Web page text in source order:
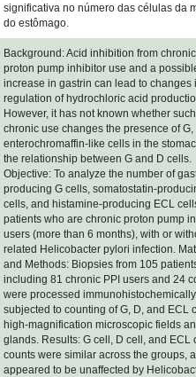
significativa no número das células da
do estômago.
Background: Acid inhibition from chronic
proton pump inhibitor use and a
increase in gastrin can lead to changes
regulation of hydrochloric acid
However, it has not known whether such
chronic use changes the presence of G,
enterochromaffin-like cells in the
the relationship between G and D cells.
Objective: To analyze the number of
producing G cells, somatostatin-
cells, and histamine-producing ECL
patients who are chronic proton pump
users (more than 6 months), with or
related Helicobacter pylori infection.
and Methods: Biopsies from 105
including 81 chronic PPI users and 24
were processed
subjected to counting of G, D, and ECL
high-magnification microscopic fields
glands. Results: G cell, D cell, and ECL
counts were similar across the groups,
appeared to be unaffected by